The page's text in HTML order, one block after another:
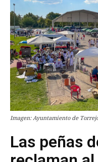
Imagen: Ayuntamiento de
Las peñas